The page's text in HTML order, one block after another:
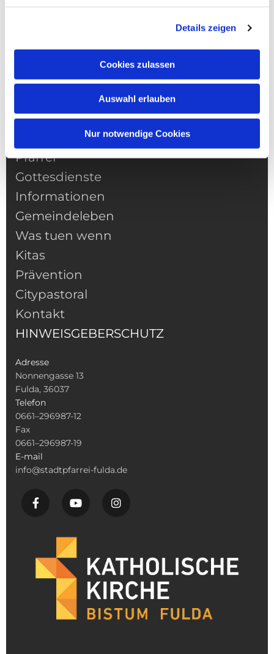
Details zeigen
Cookies zulassen
Auswahl erlauben
Nur notwendige Cookies
NAVIGATION
Pfarrei
Gottesdienste
Informationen
Gemeindeleben
Was tuen wenn
Kitas
Prävention
Citypastoral
Kontakt
HINWEISGEBERSCHUTZ
Adresse
Nonnengasse 13
Fulda, 36037
Telefon
0661–296987-12
Fax
0661–296987-19
E-mail
info@stadtpfarrei-fulda.de